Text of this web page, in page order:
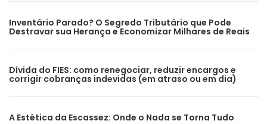
Inventário Parado? O Segredo Tributário que Pode
Destravar sua Herança e Economizar Milhares de Reais
Dívida do FIES: como renegociar, reduzir encargos e
corrigir cobranças indevidas (em atraso ou em dia)
A Estética da Escassez: Onde o Nada se Torna Tudo